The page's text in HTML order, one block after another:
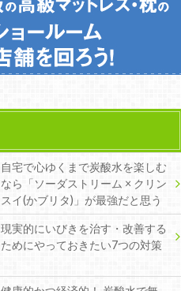
自宅で心ゆくまで炭酸水を楽しむ
なら「ソーダストリーム × クリン
スイ(かブリタ)」が最強だと思う
現実的にいびきを治す・改善する
ためにやっておきたい7つの対策